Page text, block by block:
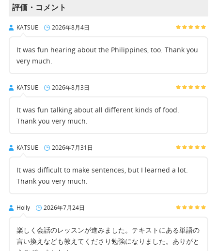
評価・コメント
KATSUE 2026年8月4日
It was fun hearing about the Philippines, too. Thank you
very much.
KATSUE 2026年8月3日
It was fun talking about all different kinds of food.
Thank you very much.
KATSUE 2026年7月31日
It was difficult to make sentences, but I learned a lot.
Thank you very much.
Holly 2026年7月24日
楽しく会話のレッスンが進みました。テキストにある単語の
言い換えなども教えてくださり勉強になりました。ありがと